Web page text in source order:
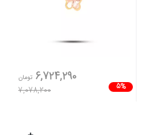
5%
6,724,290 تومان
7,078,200